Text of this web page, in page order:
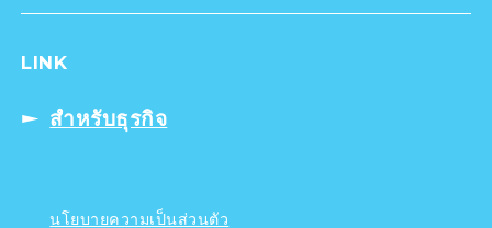
LINK
สำหรับธุรกิจ
นโยบายความเป็นส่วนตัว